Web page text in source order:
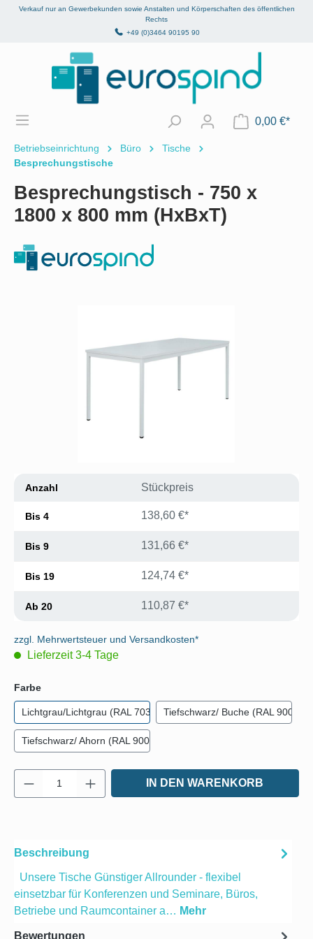
springen
Verkauf nur an Gewerbekunden sowie Anstalten und Körperschaften des öffentlichen
Rechts
+49 (0)3464 90195 90
0,00 €*
Betriebseinrichtung Büro
Tische
Besprechungstische
Besprechungstisch - 750 x
1800 x 800 mm (HxBxT)
Anzahl Stückpreis
Bis 4 138,60 €*
Bis 9 131,66 €*
Bis 19 124,74 €*
Ab 20 110,87 €*
zzgl. Mehrwertsteuer und Versandkosten*
Lieferzeit 3-4 Tage
Farbeauswählen
Lichtgrau/Lichtgrau (RAL 7035) Tiefschwarz/ Buche (RAL 9005)
Tiefschwarz/ Ahorn (RAL 9005)
Produkt Anzahl: Gib den gewünschten
IN DEN WARENKORB
Beschreibung
Unsere Tische Günstiger Allrounder - flexibel
einsetzbar für Konferenzen und Seminare, Büros,
Betriebe und Raumcontainer a… Mehr
Bewertungen